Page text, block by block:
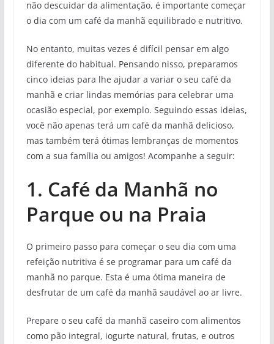
não descuidar da alimentação, é importante começar
o dia com um café da manhã equilibrado e nutritivo.
No entanto, muitas vezes é difícil pensar em algo
diferente do habitual. Pensando nisso, preparamos
cinco ideias para lhe ajudar a variar o seu café da
manhã e criar lindas memórias para celebrar uma
ocasião especial, por exemplo. Seguindo essas ideias,
você não apenas terá um café da manhã delicioso,
mas também terá ótimas lembranças de momentos
com a sua família ou amigos! Acompanhe a seguir:
1. Café da Manhã no
Parque ou na Praia
O primeiro passo para começar o seu dia com uma
refeição nutritiva é se programar para um café da
manhã no parque. Esta é uma ótima maneira de
desfrutar de um café da manhã saudável ao ar livre.
Prepare o seu café da manhã caseiro com alimentos
como pão integral, iogurte natural, frutas, e outros